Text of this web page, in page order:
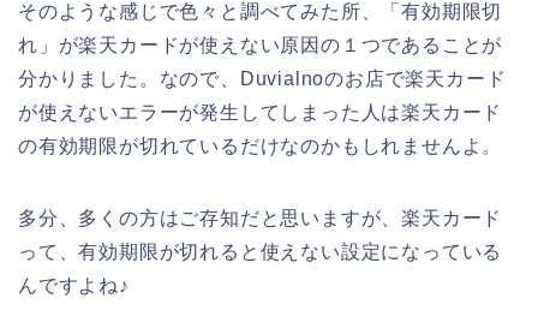
そのような感じで色々と調べてみた所、「有効期限切
れ」が楽天カードが使えない原因の１つであることが
分かりました。なので、Duvialnoのお店で楽天カード
が使えないエラーが発生してしまった人は楽天カード
の有効期限が切れているだけなのかもしれませんよ。
多分、多くの方はご存知だと思いますが、楽天カード
って、有効期限が切れると使えない設定になっている
んですよね♪